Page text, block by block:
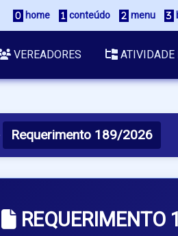
home conteúdo menu
VEREADORES ATIVIDADE
Requerimento 189/2026
REQUERIMENTO